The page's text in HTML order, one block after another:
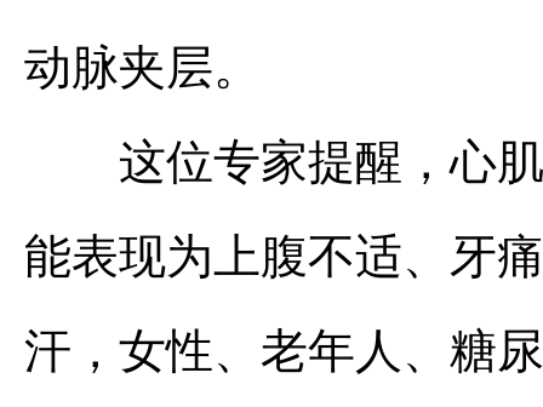
动脉夹层。
这位专家提醒，心肌
能表现为上腹不适、牙
汗，女性、老年人、糖